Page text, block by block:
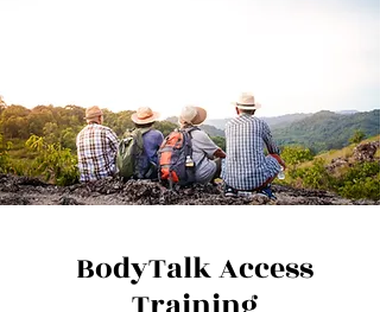
BodyTalk Access